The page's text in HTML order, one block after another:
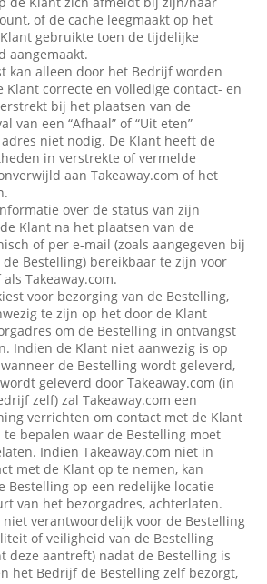
of de cache leegmaakt op het
gebruikte toen de tijdelijke
aangemaakt.
kan alleen door het Bedrijf worden
Klant correcte en volledige contact- en
bij het plaatsen van de
van een “Afhaal” of “Uit eten”
niet nodig. De Klant heeft de
in verstrekte of vermelde
aan Takeaway.com of het
over de status van zijn
Klant na het plaatsen van de
of per e-mail (zoals aangegeven bij
Bestelling) bereikbaar te zijn voor
Takeaway.com.
voor bezorging van de Bestelling,
te zijn op het door de Klant
om de Bestelling in ontvangst
Indien de Klant niet aanwezig is op
de Bestelling wordt geleverd,
geleverd door Takeaway.com (in
zelf) zal Takeaway.com een
verrichten om contact met de Klant
te bepalen waar de Bestelling moet
Indien Takeaway.com niet in
met de Klant op te nemen, kan
Bestelling op een redelijke locatie
van het bezorgadres, achterlaten.
niet verantwoordelijk voor de Bestelling
of veiligheid van de Bestelling
deze aantreft) nadat de Bestelling is
het Bedrijf de Bestelling zelf bezorgt,